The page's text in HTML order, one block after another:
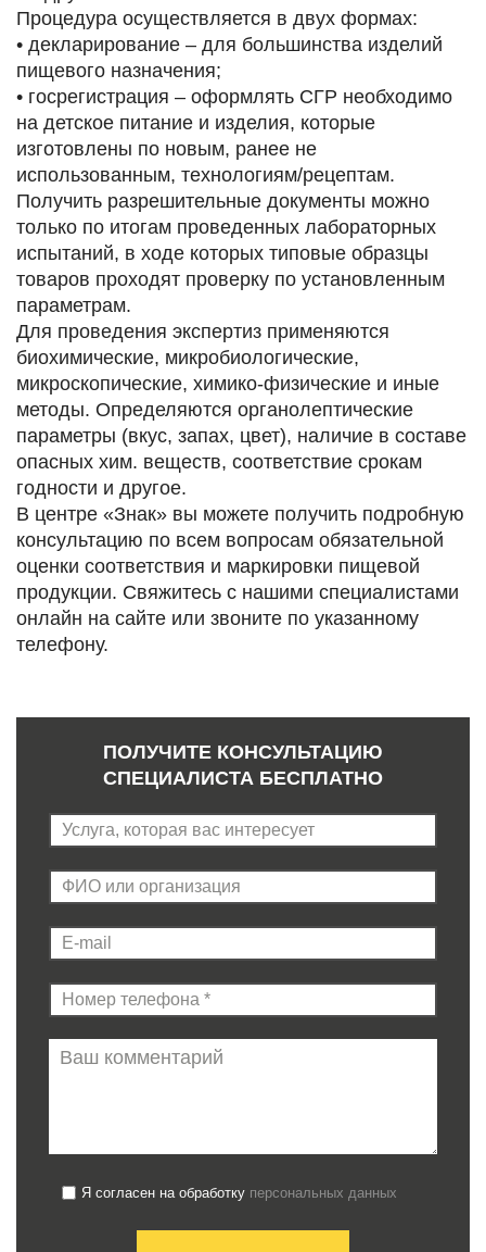
Процедура осуществляется в двух формах:
• декларирование – для большинства изделий
пищевого назначения;
• госрегистрация – оформлять СГР необходимо
на детское питание и изделия, которые
изготовлены по новым, ранее не
использованным, технологиям/рецептам.
Получить разрешительные документы можно
только по итогам проведенных лабораторных
испытаний, в ходе которых типовые образцы
товаров проходят проверку по установленным
параметрам.
Для проведения экспертиз применяются
биохимические, микробиологические,
микроскопические, химико-физические и иные
методы. Определяются органолептические
параметры (вкус, запах, цвет), наличие в составе
опасных хим. веществ, соответствие срокам
годности и другое.
В центре «Знак» вы можете получить подробную
консультацию по всем вопросам обязательной
оценки соответствия и маркировки пищевой
продукции. Свяжитесь с нашими специалистами
онлайн на сайте или звоните по указанному
телефону.
ПОЛУЧИТЕ КОНСУЛЬТАЦИЮ
СПЕЦИАЛИСТА БЕСПЛАТНО
Я согласен на обработку персональных данных